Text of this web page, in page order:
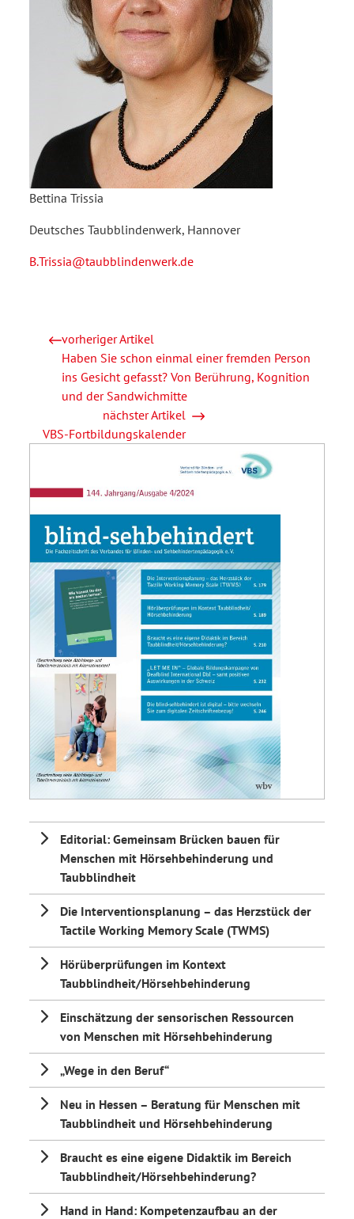
Bettina Trissia
Deutsches Taubblindenwerk, Hannover
B.Trissia@taubblindenwerk.de
vorheriger Artikel
Haben Sie schon einmal einer fremden Person
ins Gesicht gefasst? Von Berührung, Kognition
und der Sandwichmitte
nächster Artikel
VBS-Fortbildungskalender
Editorial: Gemeinsam Brücken bauen für
Menschen mit Hörsehbehinderung und
Taubblindheit
Die Interventionsplanung – das Herzstück der
Tactile Working Memory Scale (TWMS)
Hörüberprüfungen im Kontext
Taubblindheit/Hörsehbehinderung
Einschätzung der sensorischen Ressourcen
von Menschen mit Hörsehbehinderung
„Wege in den Beruf“
Neu in Hessen – Beratung für Menschen mit
Taubblindheit und Hörsehbehinderung
Braucht es eine eigene Didaktik im Bereich
Taubblindheit/Hörsehbehinderung?
Hand in Hand: Kompetenzaufbau an der